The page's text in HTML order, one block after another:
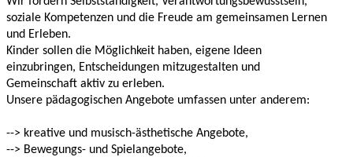
soziale Kompetenzen und die Freude am gemeinsamen Lernen
und Erleben.
Kinder sollen die Möglichkeit haben, eigene Ideen
einzubringen, Entscheidungen mitzugestalten und
Gemeinschaft aktiv zu erleben.
Unsere pädagogischen Angebote umfassen unter anderem:
--> kreative und musisch-ästhetische Angebote,
--> Bewegungs- und Spielangebote,